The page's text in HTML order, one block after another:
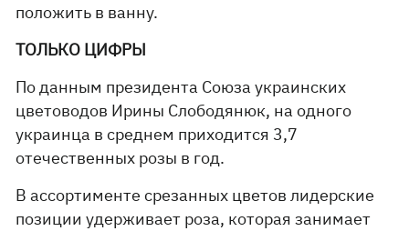
положить в ванну.
ТОЛЬКО ЦИФРЫ
По данным президента Союза украинских
цветоводов Ирины Слободянюк, на одного
украинца в среднем приходится 3,7
отечественных розы в год.
В ассортименте срезанных цветов лидерские
позиции удерживает роза, которая занимает